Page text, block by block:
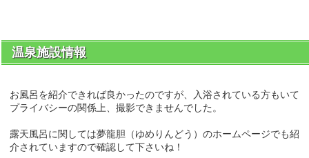
温泉施設情報
お風呂を紹介できれば良かったのですが、入浴されている方もいて
プライバシーの関係上、撮影できませんでした。
露天風呂に関しては夢龍胆（ゆめりんどう）のホームページでも紹
介されていますので確認して下さいね！